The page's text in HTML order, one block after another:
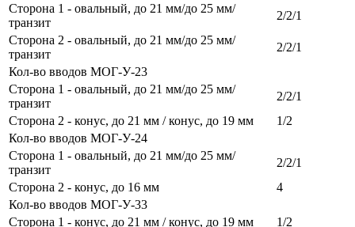
Сторона 1 - овальный, до 21 мм/до 25 мм/
транзит
2/2/1
Сторона 2 - овальный, до 21 мм/до 25 мм/
транзит
2/2/1
Кол-во вводов МОГ-У-23
Сторона 1 - овальный, до 21 мм/до 25 мм/
транзит
2/2/1
Сторона 2 - конус, до 21 мм / конус, до 19 мм
1/2
Кол-во вводов МОГ-У-24
Сторона 1 - овальный, до 21 мм/до 25 мм/
транзит
2/2/1
Сторона 2 - конус, до 16 мм
4
Кол-во вводов МОГ-У-33
Сторона 1 - конус, до 21 мм / конус, до 19 мм
1/2